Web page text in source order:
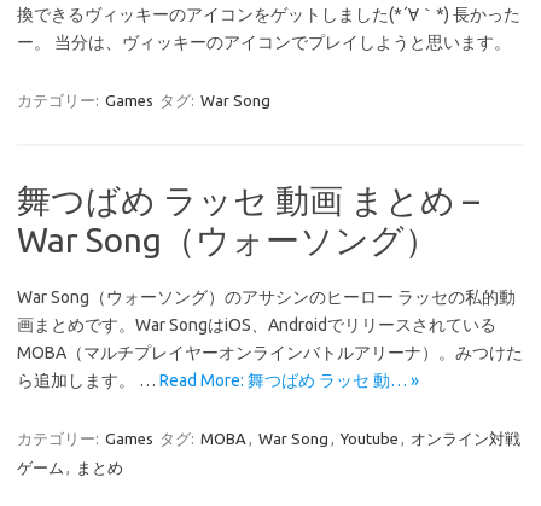
換できるヴィッキーのアイコンをゲットしました(*´∀｀*) 長かった
ー。 当分は、ヴィッキーのアイコンでプレイしようと思います。
カテゴリー: Games タグ: War Song
舞つばめ ラッセ 動画 まとめ –
War Song（ウォーソング）
War Song（ウォーソング）のアサシンのヒーロー ラッセの私的動
画まとめです。War SongはiOS、Androidでリリースされている
MOBA（マルチプレイヤーオンラインバトルアリーナ）。みつけた
ら追加します。 … Read More: 舞つばめ ラッセ 動… »
カテゴリー: Games タグ: MOBA , War Song , Youtube , オンライン対戦
ゲーム , まとめ